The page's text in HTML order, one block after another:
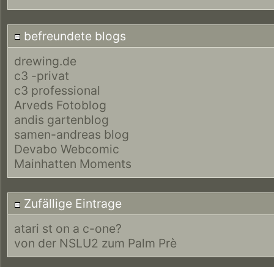
befreundete blogs
drewing.de
c3 -privat
c3 professional
Arveds Fotoblog
andis gartenblog
samen-andreas blog
Devabo Webcomic
Mainhatten Moments
Zufällige Eintrage
atari st on a c-one?
von der NSLU2 zum Palm Prè